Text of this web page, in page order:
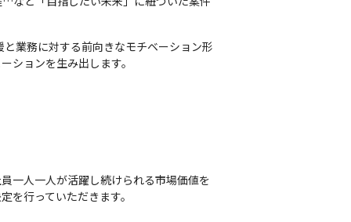
業務に対する前向きなモチベーション形
ションを生み出します。
一人一人が活躍し続けられる市場価値を
を行っていただきます。